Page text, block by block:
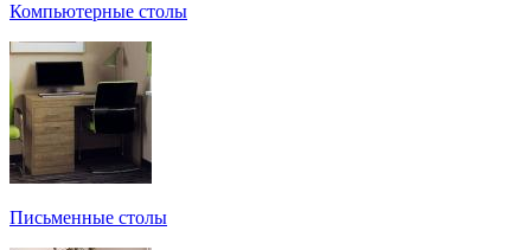
Компьютерные столы
Письменные столы